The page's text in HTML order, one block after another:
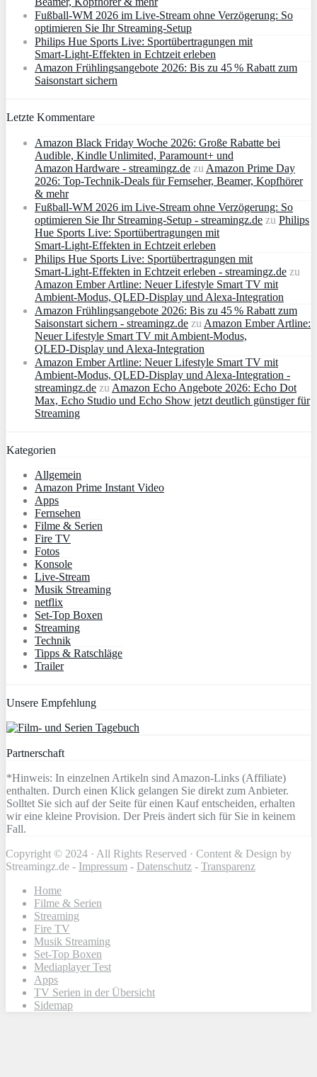
Fußball-WM 2026 im Live-Stream ohne Verzögerung: So
optimieren Sie Ihr Streaming-Setup
Philips Hue Sports Live: Sportübertragungen mit
Smart‑Light‑Effekten in Echtzeit erleben
Amazon Frühlingsangebote 2026: Bis zu 45 % Rabatt zum
Saisonstart sichern
Letzte Kommentare
Amazon Black Friday Woche 2026: Große Rabatte bei
Audible, Kindle Unlimited, Paramount+ und
Amazon Hardware - streamingz.de zu Amazon Prime Day
2026: Top-Technik-Deals für Fernseher, Beamer, Kopfhörer
& mehr
Fußball-WM 2026 im Live-Stream ohne Verzögerung: So
optimieren Sie Ihr Streaming-Setup - streamingz.de zu Philips
Hue Sports Live: Sportübertragungen mit
Smart‑Light‑Effekten in Echtzeit erleben
Philips Hue Sports Live: Sportübertragungen mit
Smart‑Light‑Effekten in Echtzeit erleben - streamingz.de zu
Amazon Ember Artline: Neuer Lifestyle Smart TV mit
Ambient‑Modus, QLED‑Display und Alexa‑Integration
Amazon Frühlingsangebote 2026: Bis zu 45 % Rabatt zum
Saisonstart sichern - streamingz.de zu Amazon Ember Artline:
Neuer Lifestyle Smart TV mit Ambient‑Modus,
QLED‑Display und Alexa‑Integration
Amazon Ember Artline: Neuer Lifestyle Smart TV mit
Ambient‑Modus, QLED‑Display und Alexa‑Integration -
streamingz.de zu Amazon Echo Angebote 2026: Echo Dot
Max, Echo Studio und Echo Show jetzt deutlich günstiger für
Streaming
Kategorien
Allgemein
Amazon Prime Instant Video
Apps
Fernsehen
Filme & Serien
Fire TV
Fotos
Konsole
Live-Stream
Musik Streaming
netflix
Set-Top Boxen
Streaming
Technik
Tipps & Ratschläge
Trailer
Unsere Empfehlung
Partnerschaft
*Hinweis: In einzelnen Artikeln sind Amazon-Links (Affiliate)
enthalten. Durch einen Klick gelangen Sie direkt zum Anbieter.
Solltet Sie sich auf der Seite für einen Kauf entscheiden, erhalten
wir eine kleine Provision. Der Preis ändert sich für Sie in keinem
Fall.
Copyright © 2024 · All Rights Reserved · Content & Design by
Streamingz.de - Impressum - Datenschutz - Transparenz
Home
Filme & Serien
Streaming
Fire TV
Musik Streaming
Set-Top Boxen
Mediaplayer Test
Apps
TV Serien in der Übersicht
Sidemap